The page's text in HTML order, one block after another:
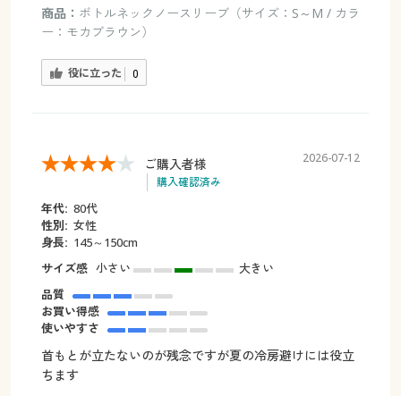
商品： ボトルネックノースリーブ（サイズ：S～M / カラ
ー：モカブラウン）
役に立った 0
ご購入者様
購入確認済み
2026-07-12
年代: 80代
性別: 女性
身長: 145～150cm
サイズ感 小さい
大きい
品質
お買い得感
使いやすさ
首もとが立たないのが残念ですが夏の冷房避けには役立
ちます